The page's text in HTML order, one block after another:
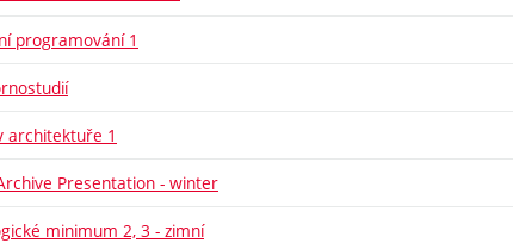
programování 1
architektuře 1
Presentation - winter
minimum 2, 3 - zimní